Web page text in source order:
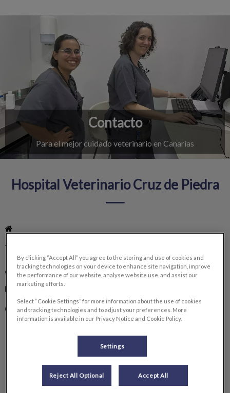
Contacto
Para el mejor cuidado veterinario en Canarias
Hospital Veterinario Cruz de Piedra
Avenida Lora y Tamayo, Edificio 3 Coronas, P.B.2 – 38205 La
Laguna, Tenerife, España
922 256 553
cruzdepiedra_hospitaliz@ivcevidensia.es
Lunes
Abierto 365 días 24 horas
Martes
Abierto 365 días 24 horas
Abierto 365 días 24 horas
Viernes
Abierto 365 días 24 horas
Sábado
Abierto 365 días 24 horas
By clicking “Accept All” you agree to the storing and use of cookies and
tracking technologies on your device to enhance site navigation, improve
the performance of our website, analyse website use, and assist our
marketing efforts.
Select “Cookie Settings” for more information about the use of cookies
and tracking technologies and to adjust your preferences. More
information is available in our Privacy Notice and Cookie Policy.
Settings
Reject All Optional Accept All